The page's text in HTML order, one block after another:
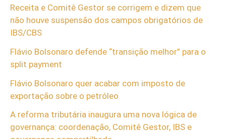
Receita e Comitê Gestor se corrigem e dizem que
não houve suspensão dos campos obrigatórios de
IBS/CBS
Flávio Bolsonaro defende “transição melhor” para o
split payment
Flávio Bolsonaro quer acabar com imposto de
exportação sobre o petróleo
A reforma tributária inaugura uma nova lógica de
governança: coordenação, Comitê Gestor, IBS e